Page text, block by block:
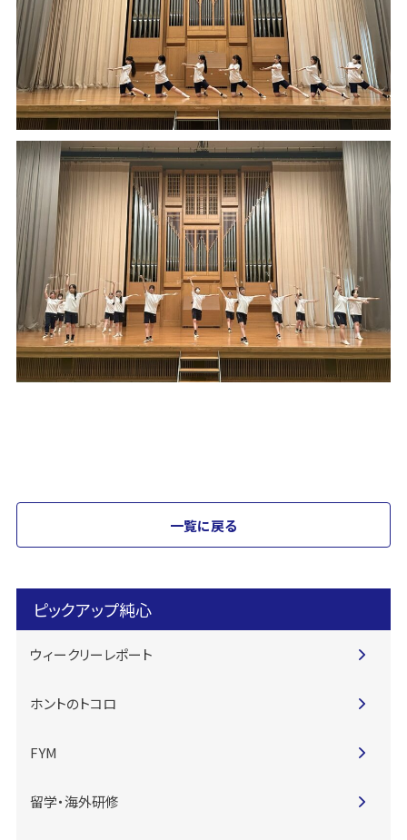
一覧に戻る
ピックアップ純心
ウィークリーレポート
ホントのトコロ
FYM
留学・海外研修